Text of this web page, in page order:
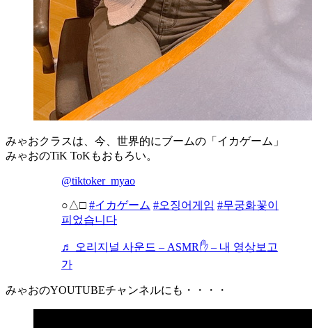
みゃおクラスは、今、世界的にブームの「イカゲーム」
みゃおのTiK ToKもおもろい。
@tiktoker_myao
○△□ #イカゲーム #오징어게임 #무궁화꽃이
피었습니다
♬ 오리지널 사운드 – ASMR✋ – 내 영상보고
가
みゃおのYOUTUBEチャンネルにも・・・・